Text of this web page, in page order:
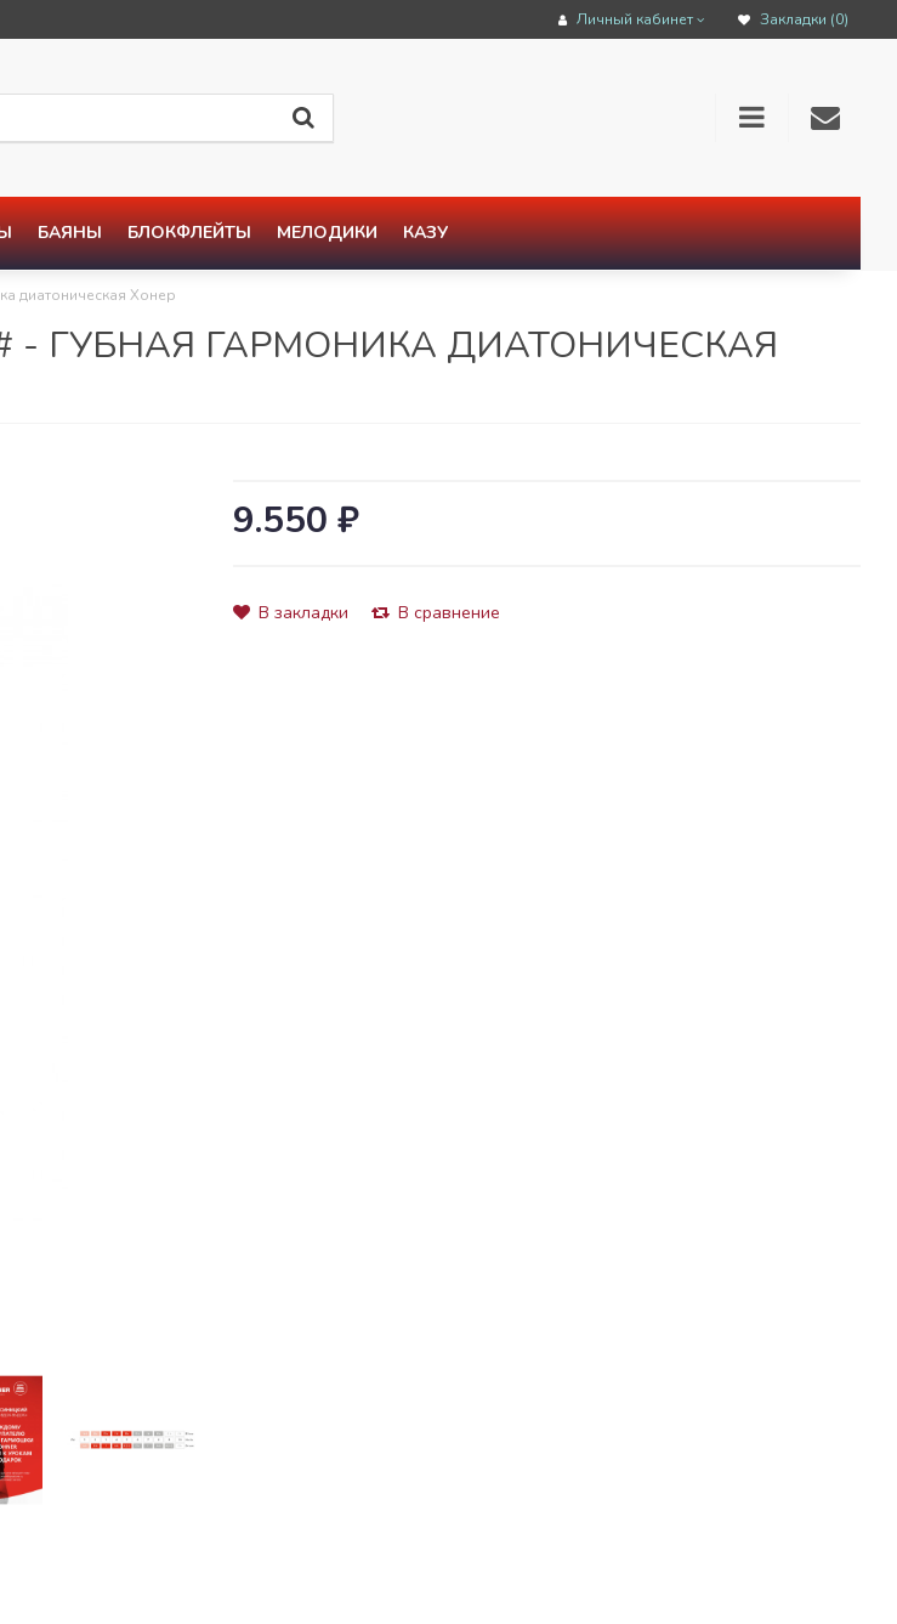
Личный кабинет Закладки (0)
БАЯНЫ БЛОКФЛЕЙТЫ МЕЛОДИКИ КАЗУ
диатоническая Хонер
F# - ГУБНАЯ ГАРМОНИКА ДИАТОНИЧЕСКАЯ
9.550 ₽
В закладки В сравнение